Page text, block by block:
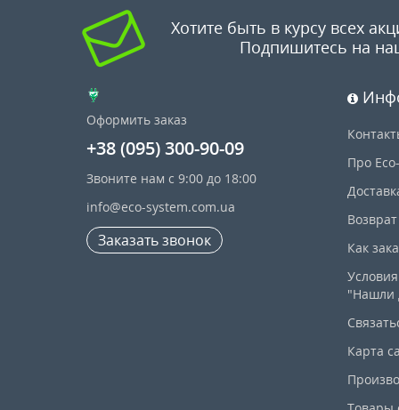
Хотите быть в курсу всех
Подпишитесь на
Оформить заказ
+38 (095) 300-90-09
Звоните нам с 9:00 до 18:00
info@eco-system.com.ua
Заказать звонок
Про
Как
"Нашли
Карта